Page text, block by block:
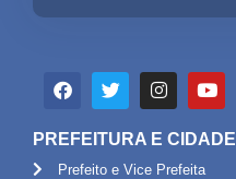
PREFEITURA E CIDADE
Prefeito e Vice Prefeita